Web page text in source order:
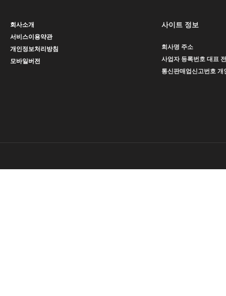
회사소개
서비스이용약관
개인정보처리방침
모바일버전
사이트 정보
회사명 주소
사업자 등록번호 대표
통신판매업신고번호 개